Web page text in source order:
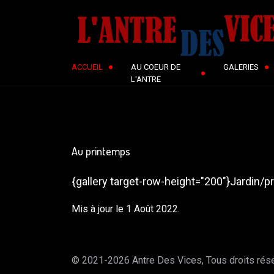
ACCUEIL
AU COEUR DE
L'ANTRE
GALERIES
Au printemps
{gallery target-row-height="200"}Jardin/
Mis à jour le 1 Août 2022.
© 2021-2026 Antre Des Vices, Tous droits